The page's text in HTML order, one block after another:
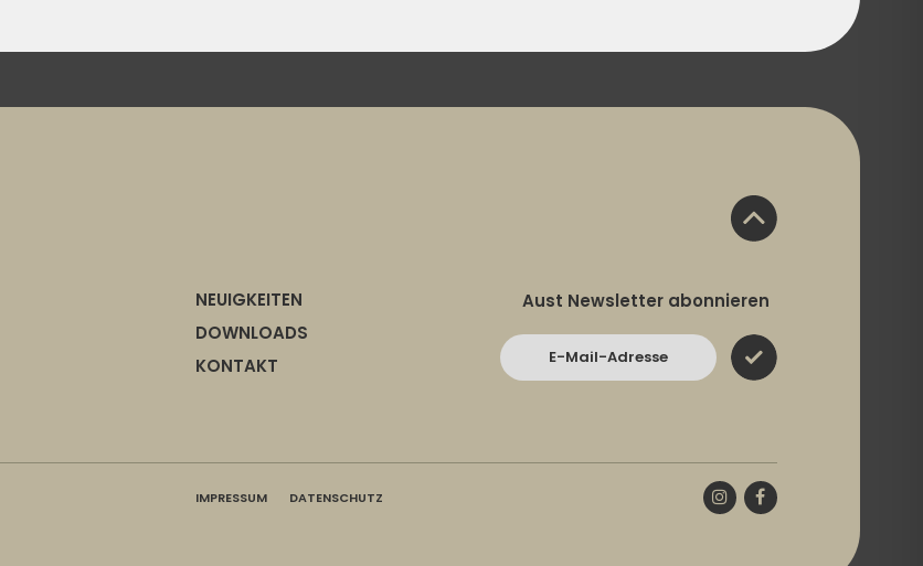
NEUIGKEITEN
DOWNLOADS
KONTAKT
Aust Newsletter abonnieren
E-Mail-Adresse
IMPRESSUM DATENSCHUTZ InstagramFacebook